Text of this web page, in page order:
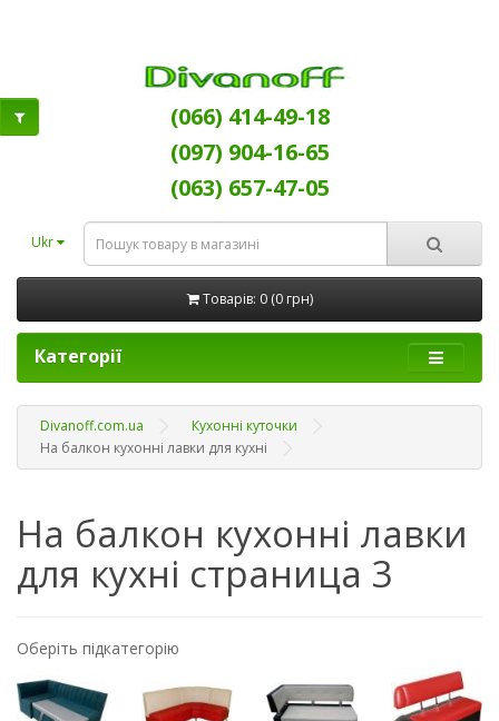
(066) 414-49-18
(097) 904-16-65
(063) 657-47-05
Ukr
Товарів: 0 (0 грн)
Категорії
Divanoff.com.ua
Кухонні куточки
На балкон кухонні лавки для кухні
На балкон кухонні лавки
для кухні страница 3
Оберіть підкатегорію